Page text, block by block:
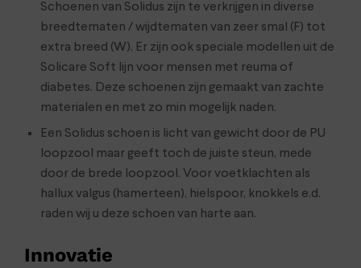
Schoenen van Solidus zijn te verkrijgen in diverse
breedtematen / wijdtematen van zeer smal (F) tot
extra breed (W). Er zijn ook speciale modellen uit de
Solicare Soft lijn voor mensen met reuma of
diabetes. Deze schoenen zijn gemaakt van zachte
materialen en met zo min mogelijk naden.
Een Solidus schoen is licht van gewicht door de PU
loopzool maar geeft toch de juiste steun, mede
door de brede loopzool. Voor voetklachten als
hallux valgus (hamerteen), hielspoor, knokkels e.d.
raden wij u deze schoen van harte aan.
Innovatie